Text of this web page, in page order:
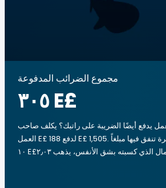
مجموع الضرائب المدفوعة
‏٣٠٥ E£
يدفع أيضًا الضريبة على راتبك؟ يكلف صاحب
العمل E£ 188 لدفع E£ 1,505. بعبارة أخرى، في كل مرة تنفق فيها مبلغاً